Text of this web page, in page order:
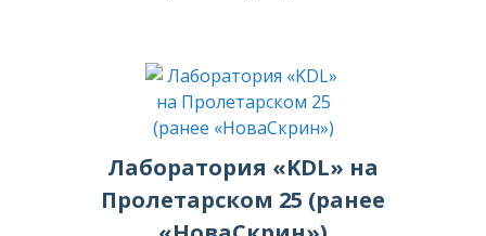
Лаборатория «KDL» на
Пролетарском 25 (ранее